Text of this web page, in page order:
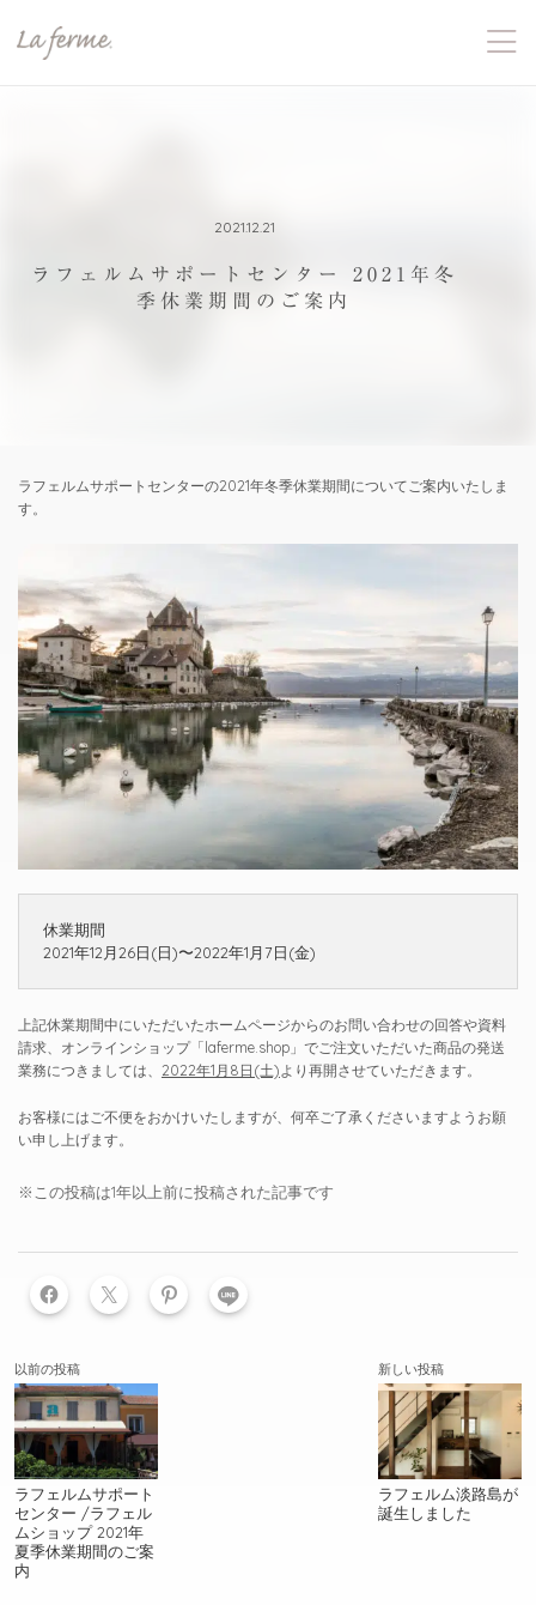
ラフェルムサポートセンター 2021年冬
季休業期間のご案内
2021.12.21
ラフェルムサポートセンターの2021年冬季休業期間についてご案内いたしま
す。
休業期間
2021年12月26日(日)〜2022年1月7日(金)
上記休業期間中にいただいたホームページからのお問い合わせの回答や資料
請求、オンラインショップ「laferme.shop」でご注文いただいた商品の発送
業務につきましては、 2022年1月8日(土)より再開させていただきます。
お客様にはご不便をおかけいたしますが、何卒ご了承くださいますようお願
い申し上げます。
※この投稿は1年以上前に投稿された記事です
LINE
以前の投稿
ラフェルムサポート
センター /ラフェル
ムショップ 2021年
夏季休業期間のご案
内
新しい投稿
ラフェルム淡路島が
誕生しました